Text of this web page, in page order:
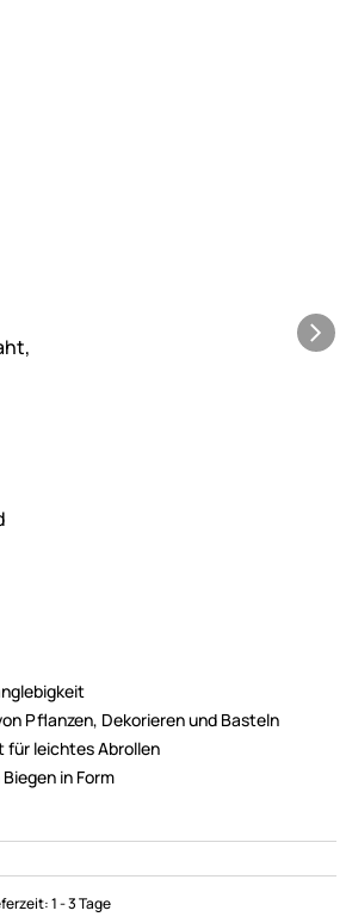
Pflanzen, Dekorieren und Basteln
für leichtes Abrollen
in Form
1 - 3 Tage